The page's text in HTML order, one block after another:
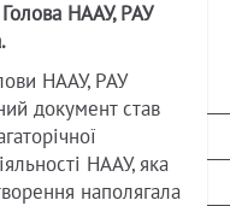
Голова НААУ, РАУ
НААУ, РАУ
документ став
НААУ, яка
наполягала